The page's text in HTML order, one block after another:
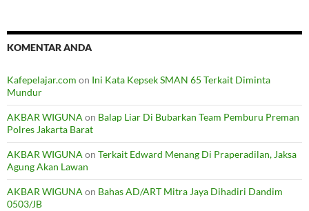
KOMENTAR ANDA
Kafepelajar.com on Ini Kata Kepsek SMAN 65 Terkait Diminta
Mundur
AKBAR WIGUNA on Balap Liar Di Bubarkan Team Pemburu Preman
Polres Jakarta Barat
AKBAR WIGUNA on Terkait Edward Menang Di Praperadilan, Jaksa
Agung Akan Lawan
AKBAR WIGUNA on Bahas AD/ART Mitra Jaya Dihadiri Dandim
0503/JB